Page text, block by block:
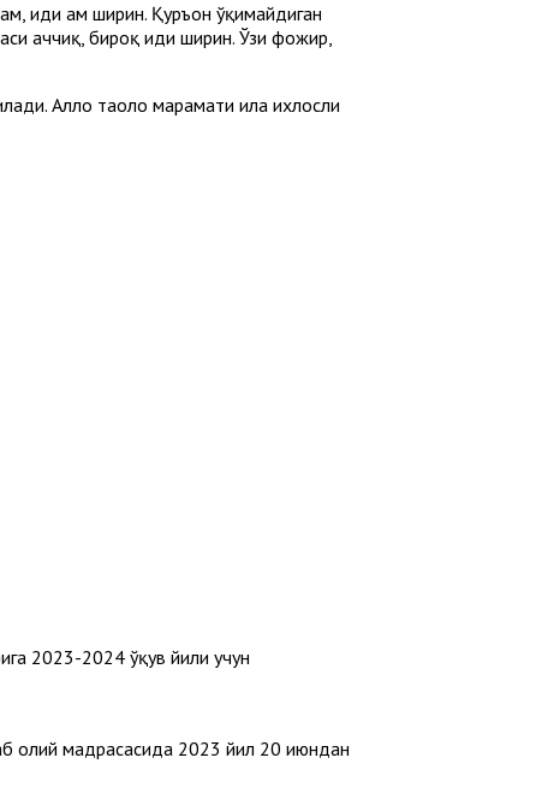
ҳиди ҳам ширин. Қуръон ўқимайдиган
аччиқ, бироқ ҳиди ширин. Ўзи фожир,
Аллоҳ таоло марҳамати ила ихлосли
2023-2024 ўқув йили учун
олий мадрасасида 2023 йил 20 июндан